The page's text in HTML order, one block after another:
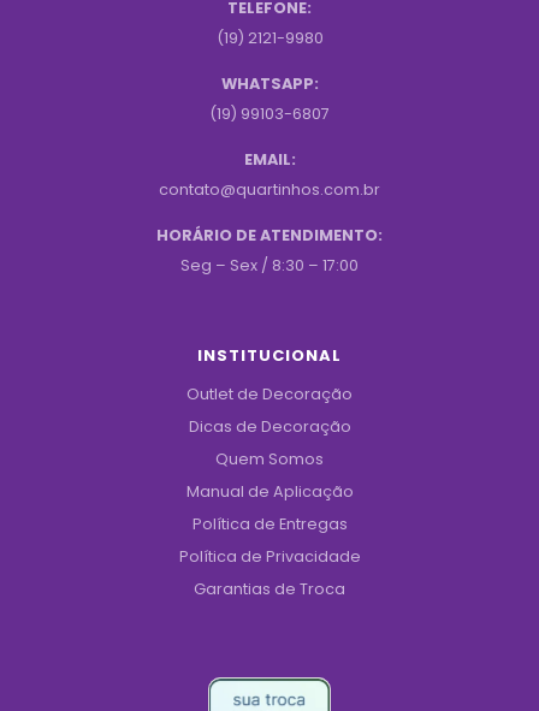
TELEFONE:
(19) 2121-9980
WHATSAPP:
(19) 99103-6807
EMAIL:
contato@quartinhos.com.br
HORÁRIO DE ATENDIMENTO:
Seg – Sex / 8:30 – 17:00
INSTITUCIONAL
Outlet de Decoração
Dicas de Decoração
Quem Somos
Manual de Aplicação
Política de Entregas
Política de Privacidade
Garantias de Troca